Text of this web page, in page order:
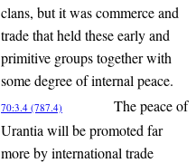
clans, but it was commerce and
trade that held these early and
primitive groups together with
some degree of internal peace.
70:3.4 (787.4)
The peace of
Urantia will be promoted far
more by international trade